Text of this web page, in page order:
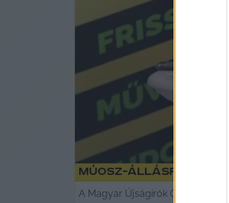
MÚOSZ-
A Magyar Újságírók Országos